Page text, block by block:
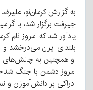
به گزارش کرمان‌نو،
جیرفت برگزار شد، با
یادآور شد که امروز نام
بلندای ایران می‌درخشد و
او همچنین به
امروز دشمن با جنگ
ادراکی بر دانش‌آموزان